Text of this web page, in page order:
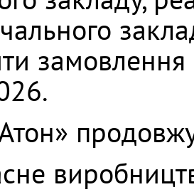
замовлення